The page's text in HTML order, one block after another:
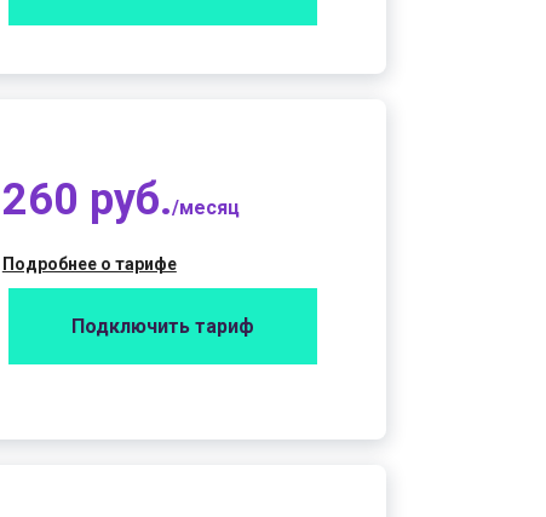
260 руб./месяц
Подробнее о тарифе
Подключить тариф